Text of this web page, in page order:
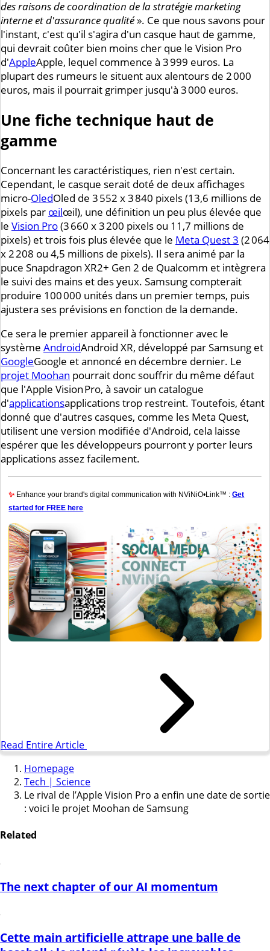
des raisons de coordination de la stratégie marketing
interne et d'assurance qualité». Ce que nous savons pour
l'instant, c'est qu'il s'agira d'un casque haut de gamme,
qui devrait coûter bien moins cher que le Vision Pro
d'AppleApple, lequel commence à 3 999 euros. La
plupart des rumeurs le situent aux alentours de 2 000
euros, mais il pourrait grimper jusqu'à 3 000 euros.
Une fiche technique haut de
gamme
Concernant les caractéristiques, rien n'est certain.
Cependant, le casque serait doté de deux affichages
micro-OledOled de 3 552 x 3 840 pixels (13,6 millions de
pixels par œilœil), une définition un peu plus élevée que
le Vision Pro(3 660 x 3 200 pixels ou 11,7 millions de
pixels) et trois fois plus élevée que le Meta Quest 3 (2 064
x 2 208 ou 4,5 millions de pixels). Il sera animé par la
puce Snapdragon XR2+ Gen 2 de Qualcomm et intègrera
le suivi des mains et des yeux. Samsung compterait
produire 100 000 unités dans un premier temps, puis
ajustera ses prévisions en fonction de la demande.
Ce sera le premier appareil à fonctionner avec le
système AndroidAndroid XR, développé par Samsung et
GoogleGoogle et annoncé en décembre dernier. Le
projet Moohan pourrait donc souffrir du même défaut
que l'Apple Vision Pro, à savoir un catalogue
d'applicationsapplicationstrop restreint. Toutefois, étant
donné que d'autres casques, comme les Meta Quest,
utilisent une version modifiée d'Android, cela laisse
espérer que les développeurs pourront y porter leurs
applications assez facilement.
✨ Enhance your brand's digital communication with NViNiO•Link™ :Get
started for FREE here
Read Entire Article
Homepage
Tech | Science
Le rival de l’Apple Vision Pro a enfin une date de sortie
: voici le projet Moohan de Samsung
Related
The next chapter of our AI momentum
Cette main artificielle attrape une balle de